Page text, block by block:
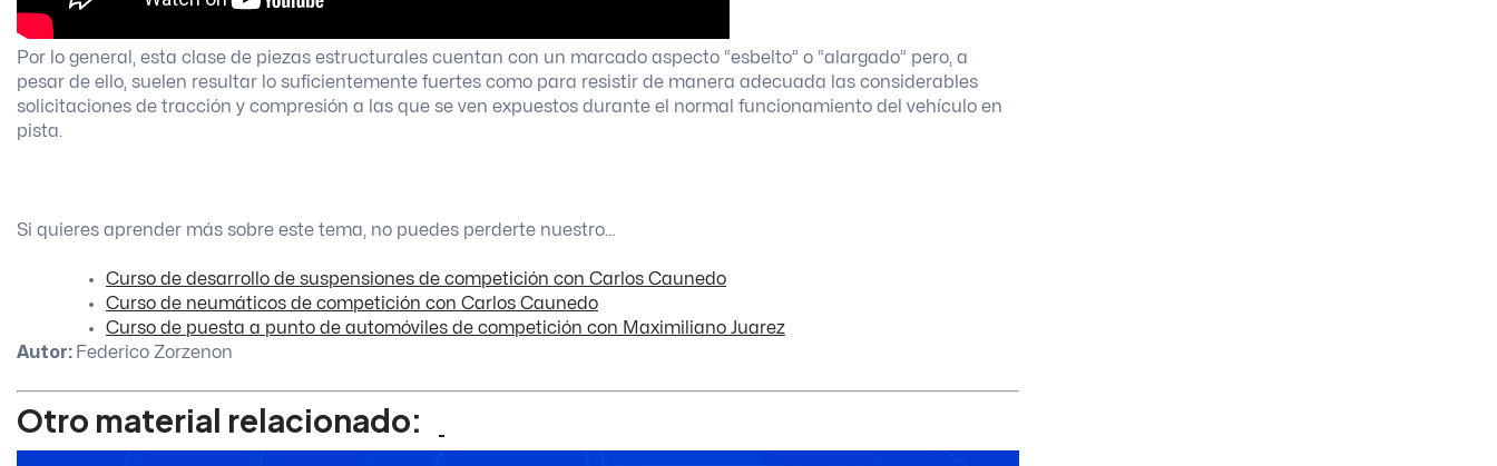
Por lo general, esta clase de piezas estructurales cuentan con un marcado aspecto “esbelto” o “alargado” pero, a
pesar de ello, suelen resultar lo suficientemente fuertes como para resistir de manera adecuada las considerables
solicitaciones de tracción y compresión a las que se ven expuestos durante el normal funcionamiento del vehículo en
pista.
Si quieres aprender más sobre este tema, no puedes perderte nuestro…
Curso de desarrollo de suspensiones de competición con Carlos Caunedo
Curso de neumáticos de competición con Carlos Caunedo
Curso de puesta a punto de automóviles de competición con Maximiliano Juarez
Autor: Federico Zorzenon
Otro material relacionado: